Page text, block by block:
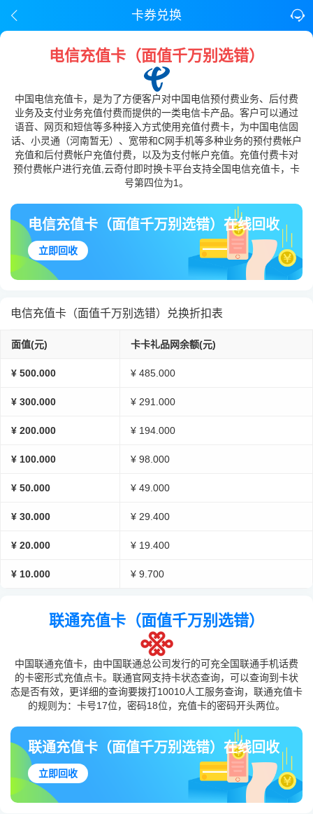
卡券兑换
电信充值卡（面值千万别选错）
中国电信充值卡，是为了方便客户对中国电信预付费业务、后付费
业务及支付业务充值付费而提供的一类电信卡产品。客户可以通过
语音、网页和短信等多种接入方式使用充值付费卡，为中国电信固
话、小灵通（河南暂无）、宽带和C网手机等多种业务的预付费帐户
充值和后付费帐户充值付费，以及为支付帐户充值。充值付费卡对
预付费帐户进行充值,云奇付即时换卡平台支持全国电信充值卡，卡
号第四位为1。
电信充值卡（面值千万别选错）在线回收
立即回收
电信充值卡（面值千万别选错）兑换折扣表
面值(元) 卡卡礼品网余额(元)
¥ 500.000 ¥ 485.000
¥ 300.000 ¥ 291.000
¥ 200.000 ¥ 194.000
¥ 100.000 ¥ 98.000
¥ 50.000 ¥ 49.000
¥ 30.000 ¥ 29.400
¥ 20.000 ¥ 19.400
¥ 10.000 ¥ 9.700
联通充值卡（面值千万别选错）
中国联通充值卡，由中国联通总公司发行的可充全国联通手机话费
的卡密形式充值点卡。联通官网支持卡状态查询，可以查询到卡状
态是否有效，更详细的查询要拨打10010人工服务查询，联通充值卡
的规则为：卡号17位，密码18位，充值卡的密码开头两位。
联通充值卡（面值千万别选错）在线回收
立即回收